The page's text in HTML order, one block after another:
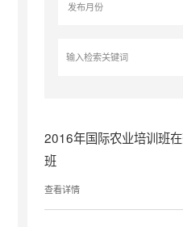
2016年国际农业培训班
班
查看详情